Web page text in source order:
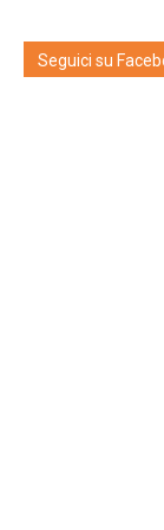
Seguici su